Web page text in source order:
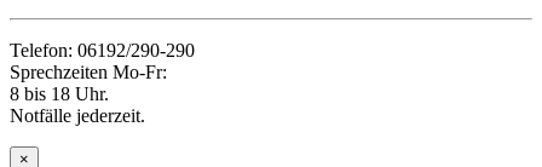
Telefon: 06192/290-290
Sprechzeiten Mo-Fr:
8 bis 18 Uhr.
Notfälle jederzeit.
×